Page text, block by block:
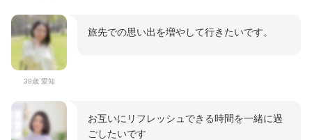
38歳 愛知
旅先での思い出を増やして行きたいです。
お互いにリフレッシュできる時間を一緒に過
ごしたいです